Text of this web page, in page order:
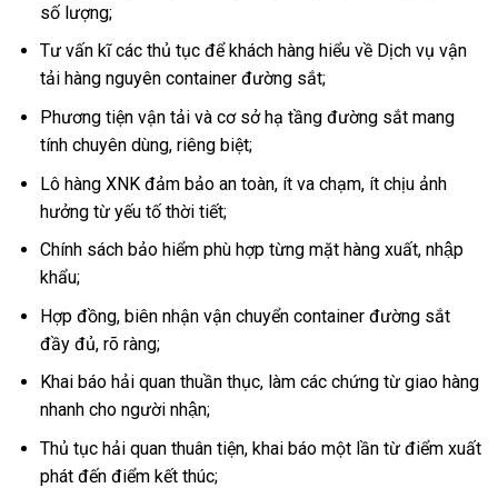
số lượng;
Tư vấn kĩ các thủ tục để khách hàng hiểu về Dịch vụ vận
tải hàng nguyên container đường sắt;
Phương tiện vận tải và cơ sở hạ tầng đường sắt mang
tính chuyên dùng, riêng biệt;
Lô hàng XNK đảm bảo an toàn, ít va chạm, ít chịu ảnh
hưởng từ yếu tố thời tiết;
Chính sách bảo hiểm phù hợp từng mặt hàng xuất, nhập
khẩu;
Hợp đồng, biên nhận vận chuyển container đường sắt
đầy đủ, rõ ràng;
Khai báo hải quan thuần thục, làm các chứng từ giao hàng
nhanh cho người nhận;
Thủ tục hải quan thuân tiện, khai báo một lần từ điểm xuất
phát đến điểm kết thúc;